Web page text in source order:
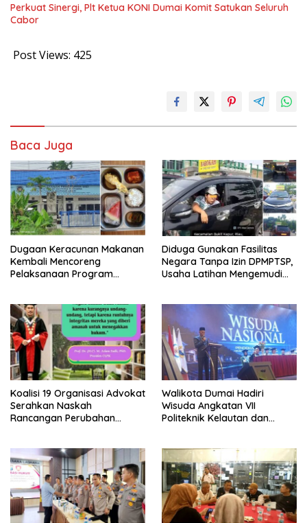
Perkuat Sinergi, Plt Ketua KONI Dumai Komit Satukan Seluruh
Cabor
Post Views: 425
Baca Juga
Dugaan Keracunan Makanan
Kembali Mencoreng
Pelaksanaan Program
Bersama Kota Dumai
Diduga Gunakan Fasilitas
Negara Tanpa Izin DPMPTSP,
Usaha Latihan Mengemudi
Koalisi 19 Organisasi Advokat
Serahkan Naskah
Rancangan Perubahan
RI
Walikota Dumai Hadiri
Wisuda Angkatan VII
Politeknik Kelautan dan